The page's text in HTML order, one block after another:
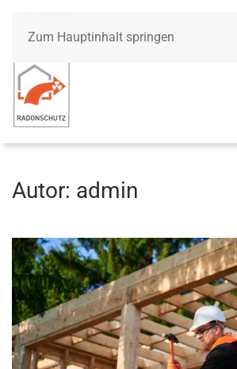
Zum Hauptinhalt springen
Autor: admin